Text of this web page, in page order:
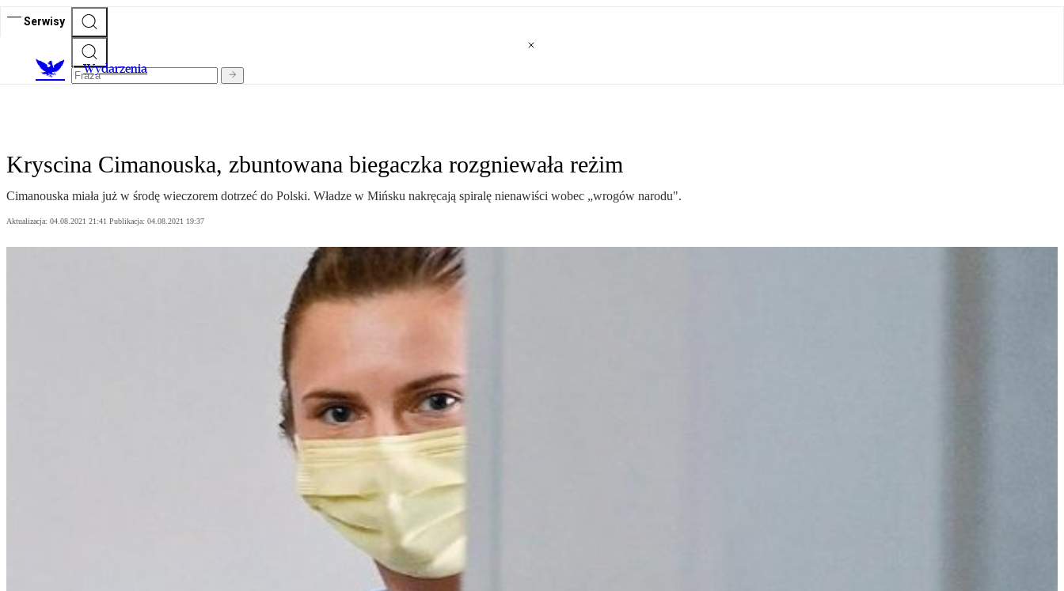
Serwisy
Wydarzenia
Kryscina Cimanouska, zbuntowana biegaczka rozgniewała reżim
Cimanouska miała już w środę wieczorem dotrzeć do Polski. Władze w Mińsku nakręcają spiralę nienawiści wobec „wrogów narodu".
Aktualizacja: 04.08.2021 21:41 Publikacja: 04.08.2021 19:37